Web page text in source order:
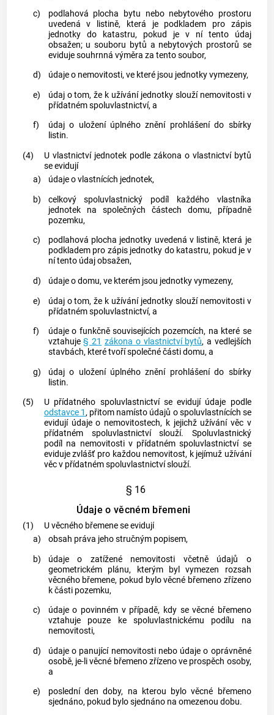
c)
podlahová plocha bytu nebo nebytového prostoru
uvedená v listině, která je podkladem pro zápis
jednotky do
katastru, pokud je v ní tento údaj
obsažen; u souboru bytů a nebytových prostorů se
eviduje souhrnná výměra za tento soubor,
d)
údaje o nemovitosti, ve které jsou jednotky vymezeny,
e)
údaj o tom, že k užívání jednotky slouží nemovitosti v
přídatném spoluvlastnictví, a
f)
údaj o uložení úplného znění prohlášení do sbírky
listin.
(4)
U vlastnictví jednotek podle zákona o vlastnictví bytů
se evidují
a)
údaje o vlastnících jednotek,
b)
celkový spoluvlastnický podíl každého vlastníka
jednotek na společných částech domu, případně
pozemku,
c)
podlahová plocha jednotky uvedená v listině, která je
podkladem pro zápis jednotky do katastru, pokud je v
ní tento údaj obsažen,
d)
údaje o domu, ve kterém jsou jednotky vymezeny,
e)
údaj o tom, že k užívání jednotky slouží nemovitosti v
přídatném spoluvlastnictví, a
f)
údaje o funkčně souvisejících pozemcích, na které se
vztahuje§ 21 zákona o vlastnictví bytů, a vedlejších
stavbách, které tvoří společné části domu, a
g)
údaj o uložení úplného znění prohlášení do sbírky
listin.
(5)
U přídatného spoluvlastnictví se evidují údaje podle
odstavce 1, přitom namísto údajů o spoluvlastnících se
evidují údaje o nemovitostech, k jejichž užívání věc v
přídatném spoluvlastnictví slouží. Spoluvlastnický
podíl na nemovitosti v přídatném spoluvlastnictví se
eviduje zvlášť pro každou nemovitost, k jejímuž užívání
věc v přídatném spoluvlastnictví slouží.
§ 16
Údaje o věcném břemeni
(1)
U věcného břemene se evidují
a)
obsah práva jeho stručným popisem,
b)
údaje o zatížené nemovitosti včetně údajů o
geometrickém plánu, kterým byl vymezen rozsah
věcného břemene, pokud bylo věcné břemeno zřízeno
k části pozemku,
c)
údaje o povinném v případě, kdy se věcné břemeno
vztahuje pouze ke spoluvlastnickému podílu na
nemovitosti,
d)
údaje o panující nemovitosti nebo údaje o oprávněné
osobě, je-li věcné břemeno zřízeno ve prospěch osoby,
a
e)
poslední den doby, na kterou bylo věcné břemeno
sjednáno, pokud bylo sjednáno na omezenou dobu.